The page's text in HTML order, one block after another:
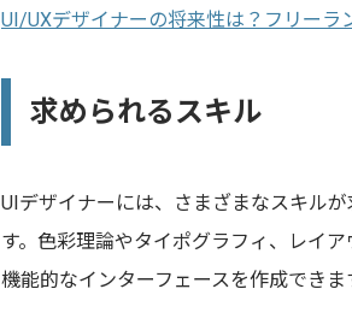
UI/UXデザイナーの将来性は？フリーラ
求められるスキル
UIデザイナーには、さまざまなスキルが
す。色彩理論やタイポグラフィ、レイ
機能的なインターフェースを作成できま